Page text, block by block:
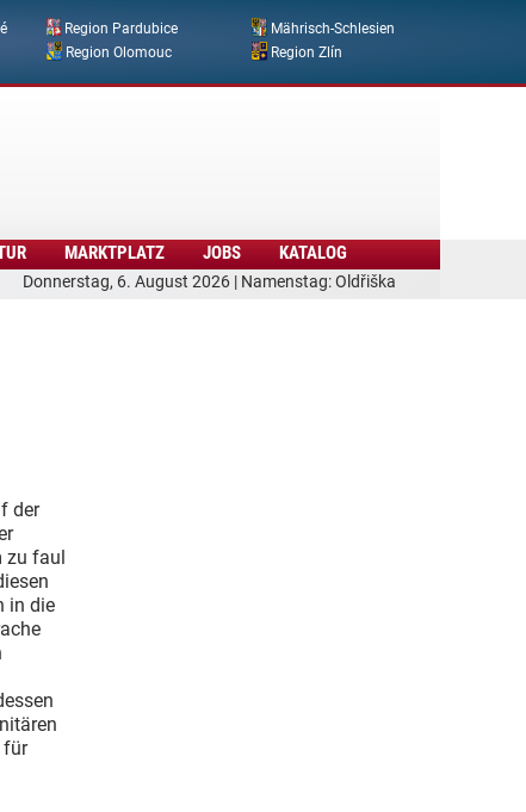
Region Pardubice
Mährisch-Schlesien
Region Olomouc Region Zlín
Donnerstag, 6. August 2026 | Namenstag: Oldřiška
MARKTPLATZ JOBS KATALOG
der
zu faul
in die
für